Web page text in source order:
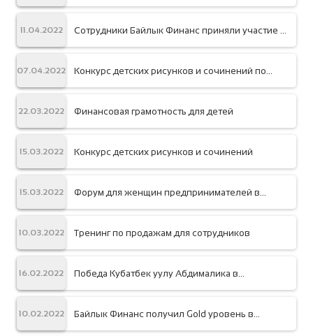
11.04.2022
Сотрудники Байлык Финанс приняли участие в
07.04.2022
Конкурс детских рисунков и сочинений по
22.03.2022 Финансовая грамотность для детей
15.03.2022 Конкурс детских рисунков и сочинений
15.03.2022
Форум для женщин предпринимателей в
10.03.2022 Тренинг по продажам для сотрудников
16.02.2022
Победа Кубатбек уулу Абдималика в
10.02.2022
Байлык Финанс получил Gold уровень в